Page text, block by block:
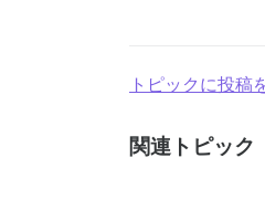
トピックに投稿
関連トピック